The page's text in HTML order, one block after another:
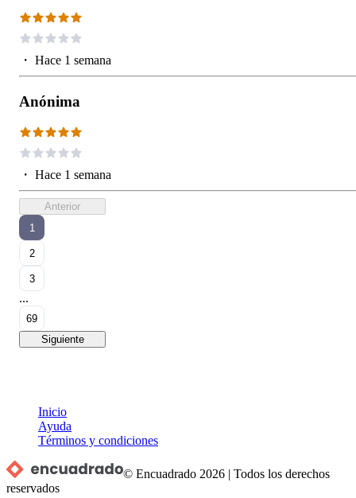
・ Hace 1 semana
Anónima
・ Hace 1 semana
Anterior
1
2
3
...
69
Siguiente
Inicio
Ayuda
Términos y condiciones
© Encuadrado 2026 |Todos los derechos
reservados